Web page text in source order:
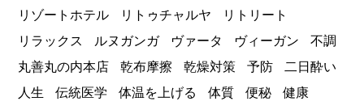
リゾートホテル
リトゥチャルヤ
リトリート
リラックス
ルヌガンガ ヴァータ ヴィーガン
不調
丸善丸の内本店
乾布摩擦 乾燥対策 予防
二日酔い
人生
伝統医学 体温を上げる 体質 便秘
健康